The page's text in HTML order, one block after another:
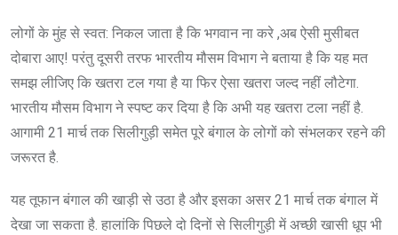
लोगों के मुंह से स्वत: निकल जाता है कि भगवान ना करे ,अब ऐसी मुसीबत
दोबारा आए! परंतु दूसरी तरफ भारतीय मौसम विभाग ने बताया है कि यह मत
समझ लीजिए कि खतरा टल गया है या फिर ऐसा खतरा जल्द नहीं लौटेगा.
भारतीय मौसम विभाग ने स्पष्ट कर दिया है कि अभी यह खतरा टला नहीं है.
आगामी 21 मार्च तक सिलीगुड़ी समेत पूरे बंगाल के लोगों को संभलकर रहने की
जरूरत है.
यह तूफान बंगाल की खाड़ी से उठा है और इसका असर 21 मार्च तक बंगाल में
देखा जा सकता है. हालांकि पिछले दो दिनों से सिलीगुड़ी में अच्छी खासी धूप भी